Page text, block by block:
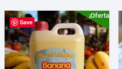
Save
¡Oferta!